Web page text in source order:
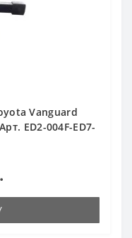
Vanguard
ED2-004F-ED7-